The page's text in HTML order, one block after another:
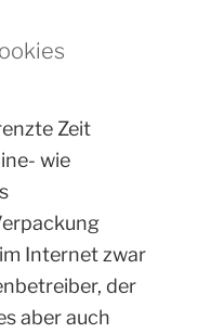
Zeit
wie
Internet zwar
der
aber auch